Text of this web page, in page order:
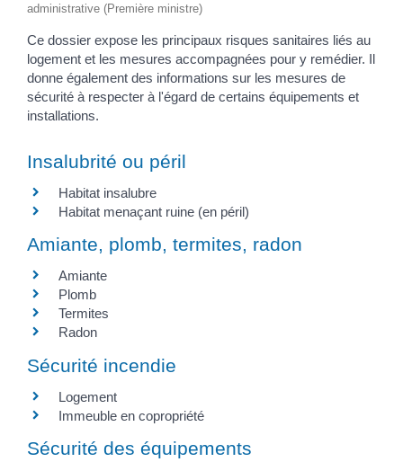
administrative (Première ministre)
Ce dossier expose les principaux risques sanitaires liés au
logement et les mesures accompagnées pour y remédier. Il
donne également des informations sur les mesures de
sécurité à respecter à l'égard de certains équipements et
installations.
Insalubrité ou péril
Habitat insalubre
Habitat menaçant ruine (en péril)
Amiante, plomb, termites, radon
Amiante
Plomb
Termites
Radon
Sécurité incendie
Logement
Immeuble en copropriété
Sécurité des équipements